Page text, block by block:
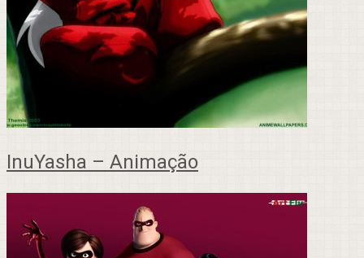
InuYasha – Animação